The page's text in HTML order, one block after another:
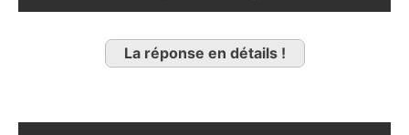
La réponse en détails !